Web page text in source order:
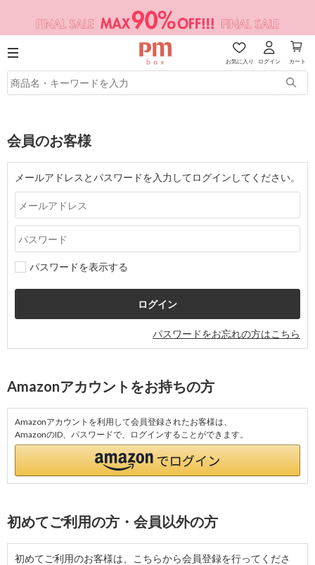
お気に入り ログイン カート
会員のお客様
メールアドレスとパスワードを入力してログインしてください。
パスワードを表示する
パスワードをお忘れの方はこちら
Amazonアカウントをお持ちの方
Amazonアカウントを利用して会員登録されたお客様は、
AmazonのID、パスワードで、ログインすることができます。
初めてご利用の方・会員以外の方
初めてご利用のお客様は、こちらから会員登録を行ってくださ